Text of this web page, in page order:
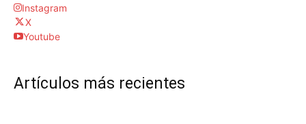
Instagram
X
Youtube
Artículos más recientes